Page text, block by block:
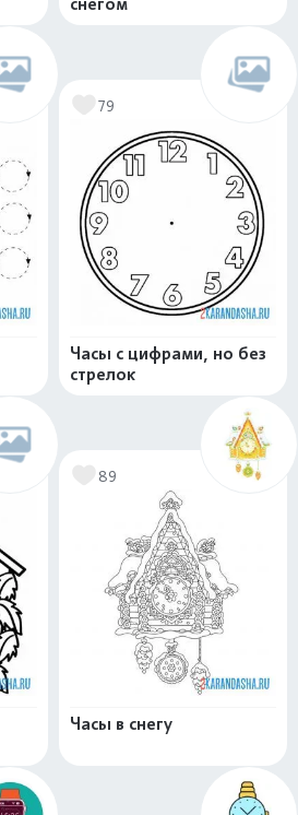
79
Часы с цифрами, но без
стрелок
89
Часы в снегу